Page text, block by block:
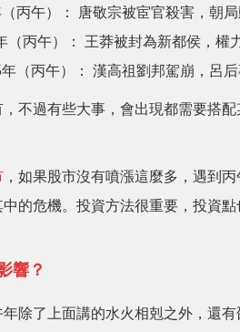
丙午）： 唐敬宗被宦官殺害，朝
（丙午）： 王莽被封為新都侯，權
（丙午）： 漢高祖劉邦駕崩，呂
不過有些大事，會出現都需要搭
，如果股市沒有噴漲這麼多，遇到
的危機。投資方法很重要，投資
響？
年除了上面講的水火相剋之外，還